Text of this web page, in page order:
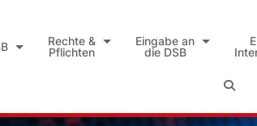
Rechte &
Pflichten
Eingabe an
die DSB